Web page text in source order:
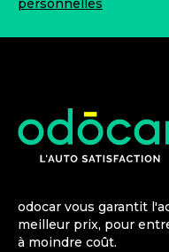
personnelles
odocar vous garantit
meilleur prix, pour
à moindre coût.